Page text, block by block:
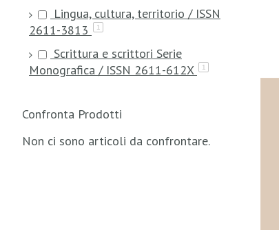
Lingua, cultura, territorio / ISSN
2611-3813
1
Scrittura e scrittori Serie
Monografica / ISSN 2611-612X
1
Confronta Prodotti
Non ci sono articoli da confrontare.